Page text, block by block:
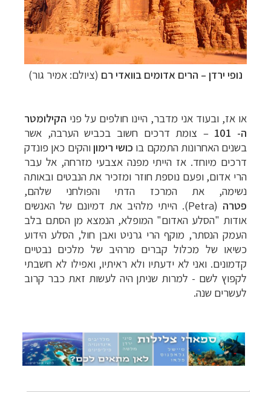
נופי ירדן – הרים אדומים בוואדי רם (ציולם: אמיר גור)
או אז, ובעוד אני מדבר, היינו חולפים על פני הקילומטר
ה- 101
– צומת דרכים חשוב בכביש הערבה, אשר
בשנים האחרונות התמקם בו כושי רימוןוהקים כאן פונדק
דרכים מיוחד. אז הייתי מפנה אצבעי מזרחה, אל עבר
הרי אדום, ופעם נוספת חוזר ומזכיר את הנבטים ובאותה
נשימה, את המרכז הדתי והפולחני שלהם,
פטרה
(Petra). הייתי מלהיב את דמיונם של האנשים
אודות "הסלע האדום" המופלא, הנמצא מן הסתם בלב
העמק הנסתר, מוקף הרי גרניט ואבן חול, הסלע הידוע
כשיאו של מכלול קברים מרהיב של מלכים נבטיים
קדמונים. ואני לא ידעתיו ולא ראיתיו, ואפילו לא חשבתי
לקפוץ לשם - למרות שניתן היה לעשות זאת כבר קרוב
לעשרים שנה.
מסלולים מוכנים ל-11 יעדים לחצו לרשימת היעדים
»
קרוזים והפלגות נופשלחצו לרשימת היעדים »
טיולים לאמריקה הצפונית לחצו לרשימת
היעדים »